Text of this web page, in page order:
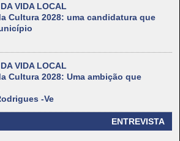
VIDA LOCAL
Cultura 2028: uma candidatura que
VIDA LOCAL
Cultura 2028: Uma ambição que
-Ve
ENTREVISTA